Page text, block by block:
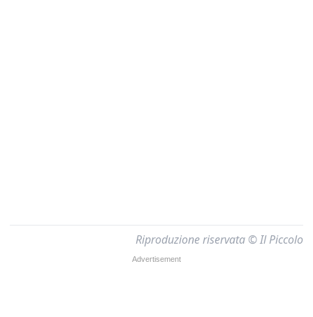
Riproduzione riservata © Il Piccolo